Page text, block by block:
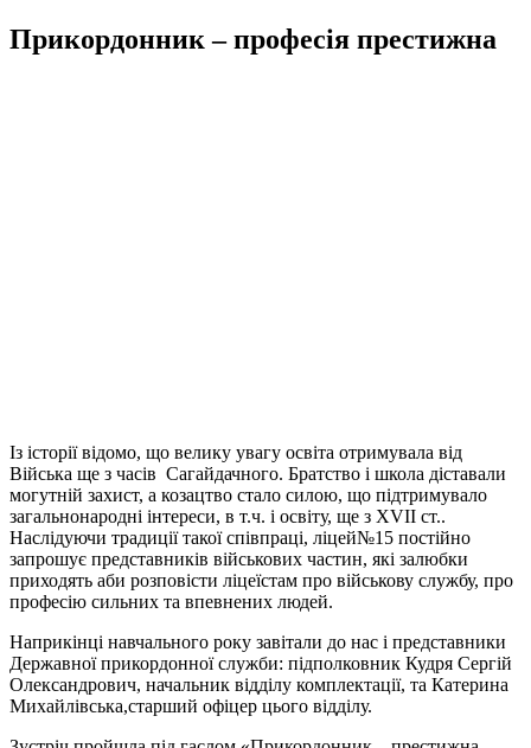
Прикордонник – професія престижна
Із історії відомо, що велику увагу освіта отримувала від
Війська ще з часів Сагайдачного. Братство і школа діставали
могутній захист, а козацтво стало силою, що підтримувало
загальнонародні інтереси, в т.ч. і освіту, ще з ХVІІ ст..
Наслідуючи традиції такої співпраці, ліцей№15 постійно
запрошує представників військових частин, які залюбки
приходять аби розповісти ліцеїстам про військову службу, про
професію сильних та впевнених людей.
Наприкінці навчального року завітали до нас і представники
Державної прикордонної служби: підполковник Кудря Сергій
Олександрович, начальник відділу комплектації, та Катерина
Михайлівська,старший офіцер цього відділу.